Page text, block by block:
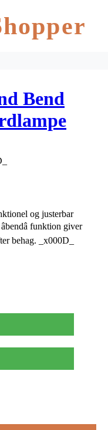
Bend
og justerbar
funktion giver
behag. _x000D_